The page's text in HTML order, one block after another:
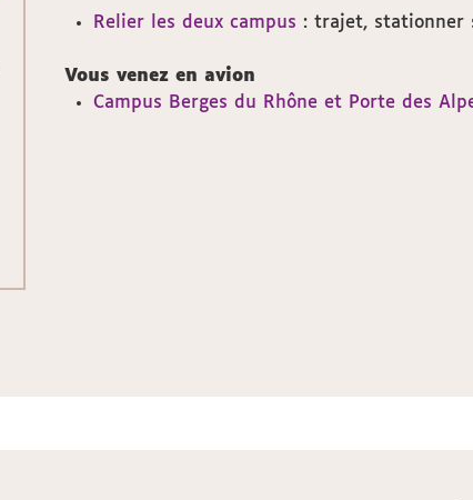
Relier les deux campus : trajet, stationner
Vous venez en avion
Campus Berges du Rhône et Porte des